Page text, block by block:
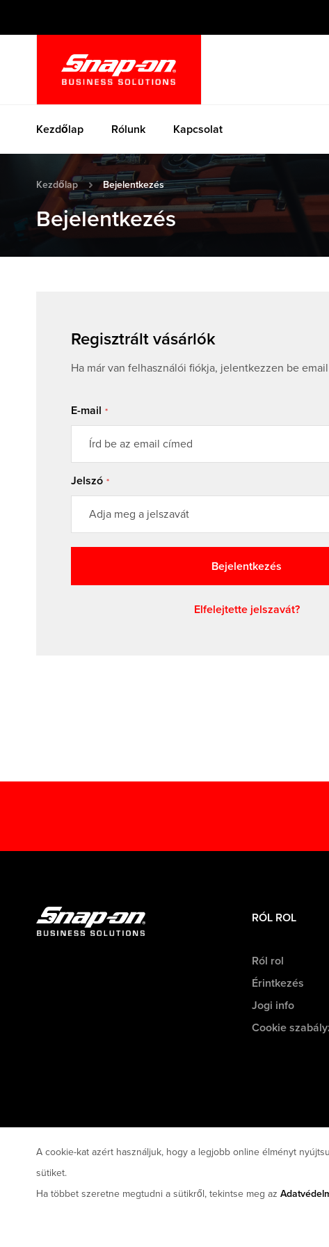
tartalomhoz
Kezdőlap Rólunk Kapcsolat
Kezdőlap Bejelentkezés
Bejelentkezés
Regisztrált vásárlók
Ha már van felhasználói fiókja, jelentkezzen be
E-mail
Jelszó
Bejelentkezés
Elfelejtette jelszavát?
RÓL ROL
Ról rol
Érintkezés
Jogi info
Cookie
© 2026 Snap-on Business Solutions UK Feltételek U.K.
A cookie-kat azért használjuk, hogy a legjobb online élményt
sütiket.
Ha többet szeretne megtudni a sütikről, tekintse meg az